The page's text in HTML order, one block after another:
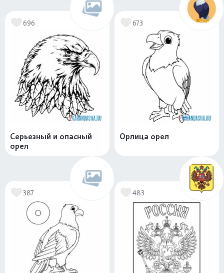
696
Серьезный и опасный
орел
673
Орлица орел
387 483